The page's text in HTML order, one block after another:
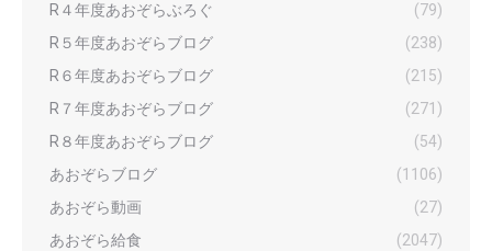
R４年度あおぞらぶろぐ
(79)
R５年度あおぞらブログ
(238)
R６年度あおぞらブログ
(215)
R７年度あおぞらブログ
(271)
R８年度あおぞらブログ
(54)
あおぞらブログ
(1106)
あおぞら動画
(27)
あおぞら給食
(2047)